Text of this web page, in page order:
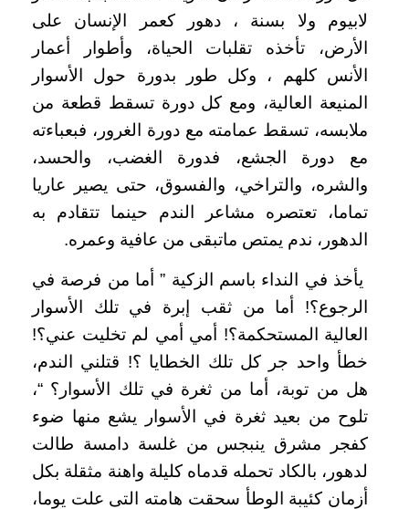
لابيوم ولا بسنة ، دهور كعمر الإنسان على
الأرض، تأخذه تقلبات الحياة، وأطوار أعمار
الأنس كلهم ، وكل طور بدورة حول الأسوار
المنيعة العالية، ومع كل دورة تسقط قطعة من
ملابسه، تسقط عمامته مع دورة الغرور، فبعباءته
مع دورة الجشع، فدورة الغضب، والحسد،
والشره، والتراخي، والفسوق، حتى يصير عاريا
تماما، تعتصره مشاعر الندم حينما تتقادم به
الدهور، ندم يمتص ماتبقى من عافية وعمره.
يأخذ في النداء باسم الزكية ” أما من فرصة في
الرجوع؟! أما من ثقب إبرة في تلك الأسوار
العالية المستحكمة؟! أمي أمي لم تخليت عني؟!
خطأ واحد جر كل تلك الخطايا ؟! قتلني الندم،
هل من توبة، أما من ثغرة في تلك الأسوار؟ “،
تلوح من بعيد ثغرة في الأسوار يشع منها ضوء
كفجر مشرق ينبجس من غلسة دامسة طالت
لدهور، بالكاد تحمله قدماه كليلة واهنة مثقلة بكل
أزمان كئيبة الوطأ سحقت هامته التى علت يوما،